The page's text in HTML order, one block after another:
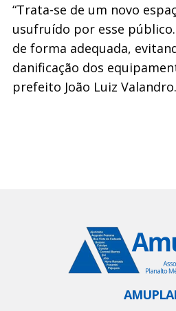
“Trata-se de um novo
usufruído por esse
de forma adequada,
danificação dos
prefeito João Luiz Valandro.